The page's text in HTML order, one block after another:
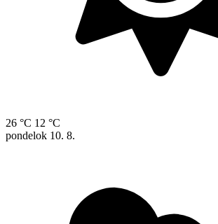
26 °C 12 °C
pondelok 10. 8.